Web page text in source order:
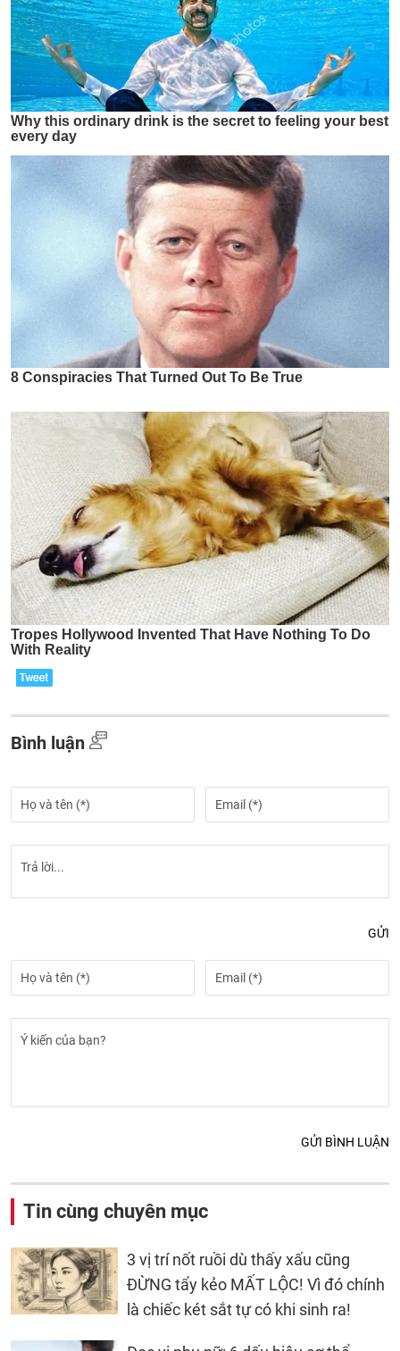
Bình luận
GỬI
GỬI BÌNH LUẬN
Tin cùng chuyên mục
3 vị trí nốt ruồi dù thấy xấu cũng
ĐỪNG tẩy kẻo MẤT LỘC! Vì đó chính
là chiếc két sắt tự có khi sinh ra!